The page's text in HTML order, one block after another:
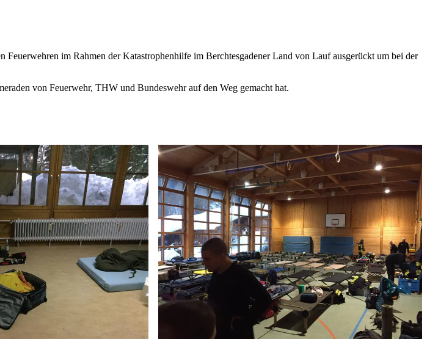
im Rahmen der Katastrophenhilfe im Berchtesgadener Land von Lauf ausgerückt um bei der
von Feuerwehr, THW und Bundeswehr auf den Weg gemacht hat.